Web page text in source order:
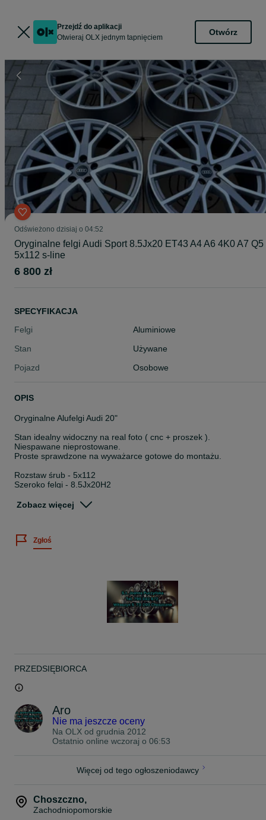
Przejdź do aplikacji
Otwieraj OLX jednym tapnięciem
Otwórz
Odświeżono dzisiaj o 04:52
Oryginalne felgi Audi Sport 8.5Jx20 ET43 A4 A6 4K0 A7 Q5
5x112 s-line
6 800 zł
SPECYFIKACJA
Felgi
Aluminiowe
Stan
Używane
Pojazd
Osobowe
OPIS
Oryginalne Alufelgi Audi 20"
Stan idealny widoczny na real foto ( cnc + proszek ).
Niespawane nieprostowane.
Proste sprawdzone na wyważarce gotowe do montażu.
Rozstaw śrub - 5x112
Szeroko felgi - 8.5Jx20H2
Nr. felgi Audi - 4K0601025AB
Możliwość wysyłki
Zobacz więcej
Zgłoś
PRZEDSIĘBIORCA
Aro
Nie ma jeszcze oceny
Na OLX od grudnia 2012
Ostatnio online wczoraj o 06:53
Więcej od tego ogłoszeniodawcy
Choszczno,
Zachodniopomorskie